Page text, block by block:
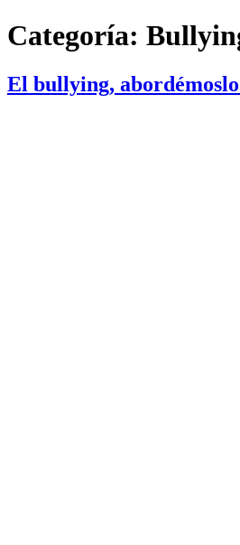
Categoría:
El bullying,